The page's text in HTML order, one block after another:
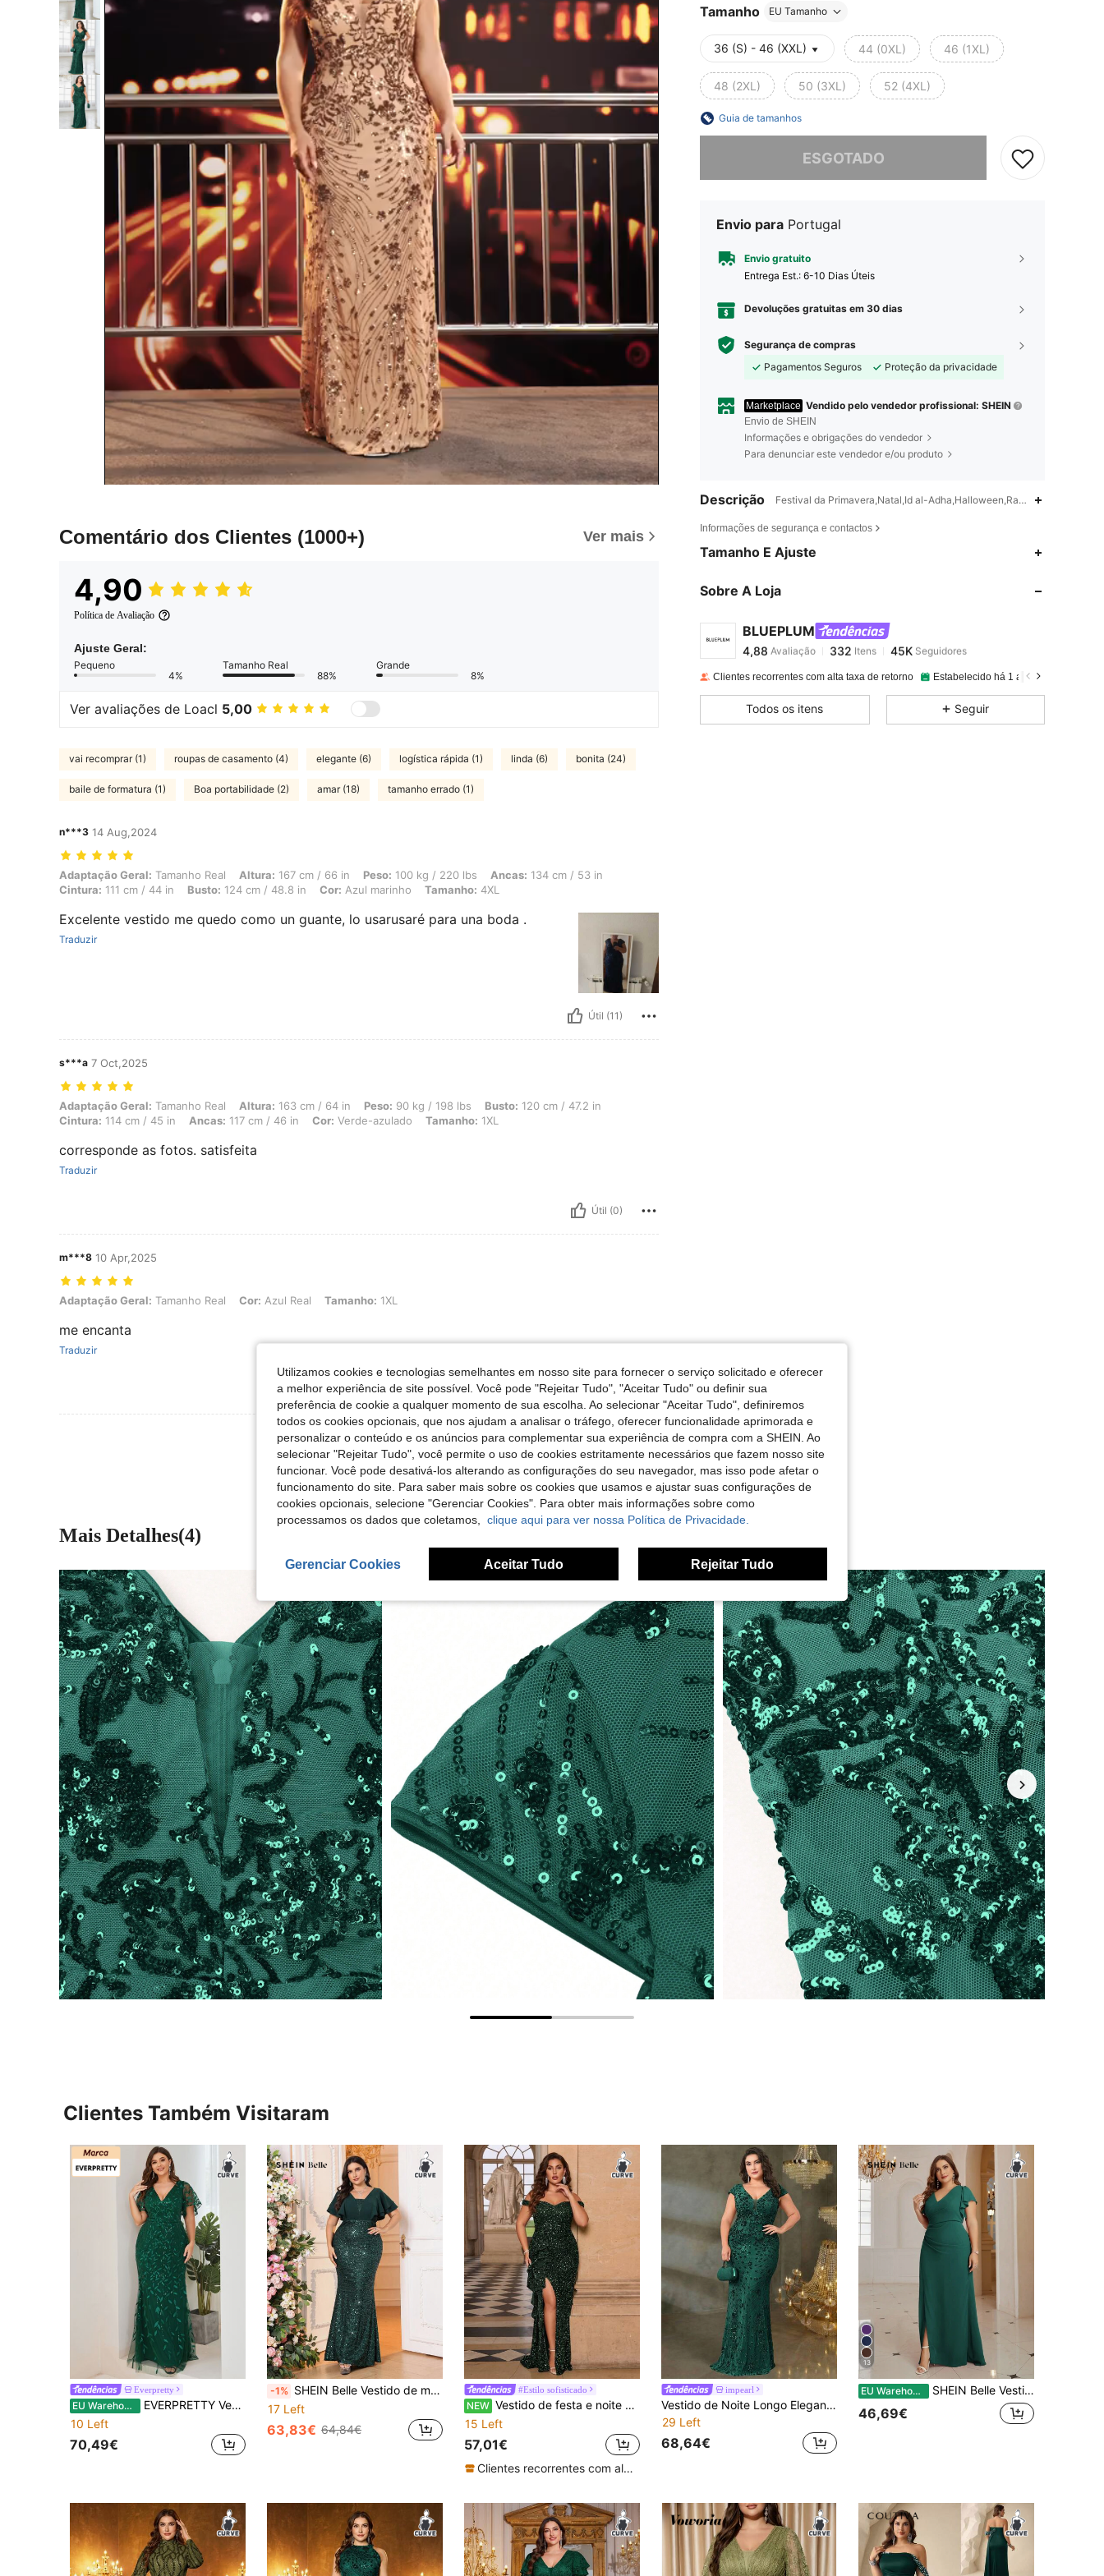
Comentário dos Clientes (1000+) Ver mais
4,90
Política de Avaliação
Ajuste Geral:
Pequeno
4%
Tamanho Real
88%
Grande
8%
Ver avaliações de Loacl 5,00
vai recomprar (1) roupas de casamento (4) elegante (6) logística rápida (1) linda (6) bonita (24)
baile de formatura (1) Boa portabilidade (2) amar (18) tamanho errado (1)
n***3 14 Aug,2024
Adaptação Geral: Tamanho Real, Altura: 167 cm / 66 in, Peso: 100 kg / 220 lbs, Ancas: 134 cm / 53 in, Cintura: 111 cm / 44 in, Busto: 124 cm / 48.8 in, Cor: Azul marinho, Tamanho: 4XL
Adaptação Geral: Tamanho Real Altura: 167 cm / 66 in Peso: 100 kg / 220 lbs Ancas: 134 cm / 53 in
Cintura: 111 cm / 44 in Busto: 124 cm / 48.8 in Cor: Azul marinho Tamanho: 4XL
Excelente vestido me quedo como un guante, lo usarusaré para una boda .
Traduzir
Útil (11)
s***a 7 Oct,2025
Adaptação Geral: Tamanho Real, Altura: 163 cm / 64 in, Peso: 90 kg / 198 lbs, Busto: 120 cm / 47.2 in, Cintura: 114 cm / 45 in, Ancas: 117 cm / 46 in, Cor: Verde-azulado, Tamanho: 1XL
Adaptação Geral: Tamanho Real Altura: 163 cm / 64 in Peso: 90 kg / 198 lbs Busto: 120 cm / 47.2 in
Cintura: 114 cm / 45 in Ancas: 117 cm / 46 in Cor: Verde-azulado Tamanho: 1XL
corresponde as fotos. satisfeita
Traduzir
Útil (0)
m***8 10 Apr,2025
Adaptação Geral: Tamanho Real, Cor: Azul Real, Tamanho: 1XL
Adaptação Geral: Tamanho Real Cor: Azul Real Tamanho: 1XL
me encanta
Traduzir
Útil (0)
Ver Mais Avaliações
Tamanho EU Tamanho
36 (S) - 46 (XXL) 44 (0XL) 46 (1XL)
48 (2XL) 50 (3XL) 52 (4XL)
Guia de tamanhos
ESGOTADO
Envio para Portugal
Envio gratuito
Entrega Est.: 6-10 Dias Úteis
Devoluções gratuitas em 30 dias
Segurança de compras
Pagamentos Seguros
Proteção da privacidade
Marketplace Vendido pelo vendedor profissional: SHEIN
Envio de SHEIN
Informações e obrigações do vendedor
Para denunciar este vendedor e/ou produto
Descrição Festival da Primavera,Natal,Id al-Adha,Halloween,Ramadã,Formal e
Informações de segurança e contactos
Tamanho E Ajuste
Sobre A Loja
BLUEPLUM
4,88
4,88 Avaliação 332Itens
j***spago 1 dia atrás
Clientes recorrentes com alta taxa de retorno Estabelecido há 1 ano
Todos os itens Seguir
Mais Detalhes(4)
Clientes Também Visitaram
Everpretty
EU Warehouse
EVERPRETTY Vestido Plus Size em Renda com Patchwork, Mangas com Folhos e Lantejoulas, Elegante, Formal, para Festa de Noite, Inverno, Primavera, Casamento, Convidada e Festa de Formatura
10 Left
70,49€
-1% SHEIN Belle Vestido de mãe estilo sereia plus size elegante com patchwork de lantejoulas verde-escuro, mangas com babados e adequado para ocasiões formais, baile de formatura, noite, casamento, formatura, jantar
17 Left
63,83€ 64,84€
#Estilo sofisticado
NEW Vestido de festa e noite para mulher, tamanho grande, verde escuro, com lantejoulas, alças finas, costas nuas, bainha assimétrica com folhos e fenda
15 Left
57,01€
Clientes recorrentes com alta taxa de retorno
impearl
Vestido de Noite Longo Elegante e Luxuoso para Festa e Casamento, Verão e Outono, Plus Size, de Alta Qualidade, Elástico, com Lantejoulas, Decote em V, Manga Curta, Ajustado e Bainha Sereia
29 Left
68,64€
13
EU Warehouse SHEIN Belle Vestido de madrinha plus size feminino com busto cruzado, cós franzido, bainha de chiffon em cascata e fenda frontal, elegante vestido formal para festa de formatura, casamento, para formatura, jantar, vestido verde plus size, vestido elegante, liso, plus size, vestido de festa
46,69€
Utilizamos cookies e tecnologias semelhantes em nosso site para fornecer o serviço solicitado e oferecer
a melhor experiência de site possível. Você pode "Rejeitar Tudo", "Aceitar Tudo" ou definir sua
preferência de cookie a qualquer momento de sua escolha. Ao selecionar "Aceitar Tudo", definiremos
todos os cookies opcionais, que nos ajudam a analisar o tráfego, oferecer funcionalidade aprimorada e
personalizar o conteúdo e os anúncios para complementar sua experiência de compra com a SHEIN. Ao
selecionar "Rejeitar Tudo", você permite o uso de cookies estritamente necessários que fazem nosso site
funcionar. Você pode desativá-los alterando as configurações do seu navegador, mas isso pode afetar o
funcionamento do site. Para saber mais sobre os cookies que usamos e ajustar suas configurações de
cookies opcionais, selecione "Gerenciar Cookies". Para obter mais informações sobre como
processamos os dados que coletamos, clique aqui para ver nossa Política de Privacidade.
Gerenciar Cookies Aceitar Tudo Rejeitar Tudo